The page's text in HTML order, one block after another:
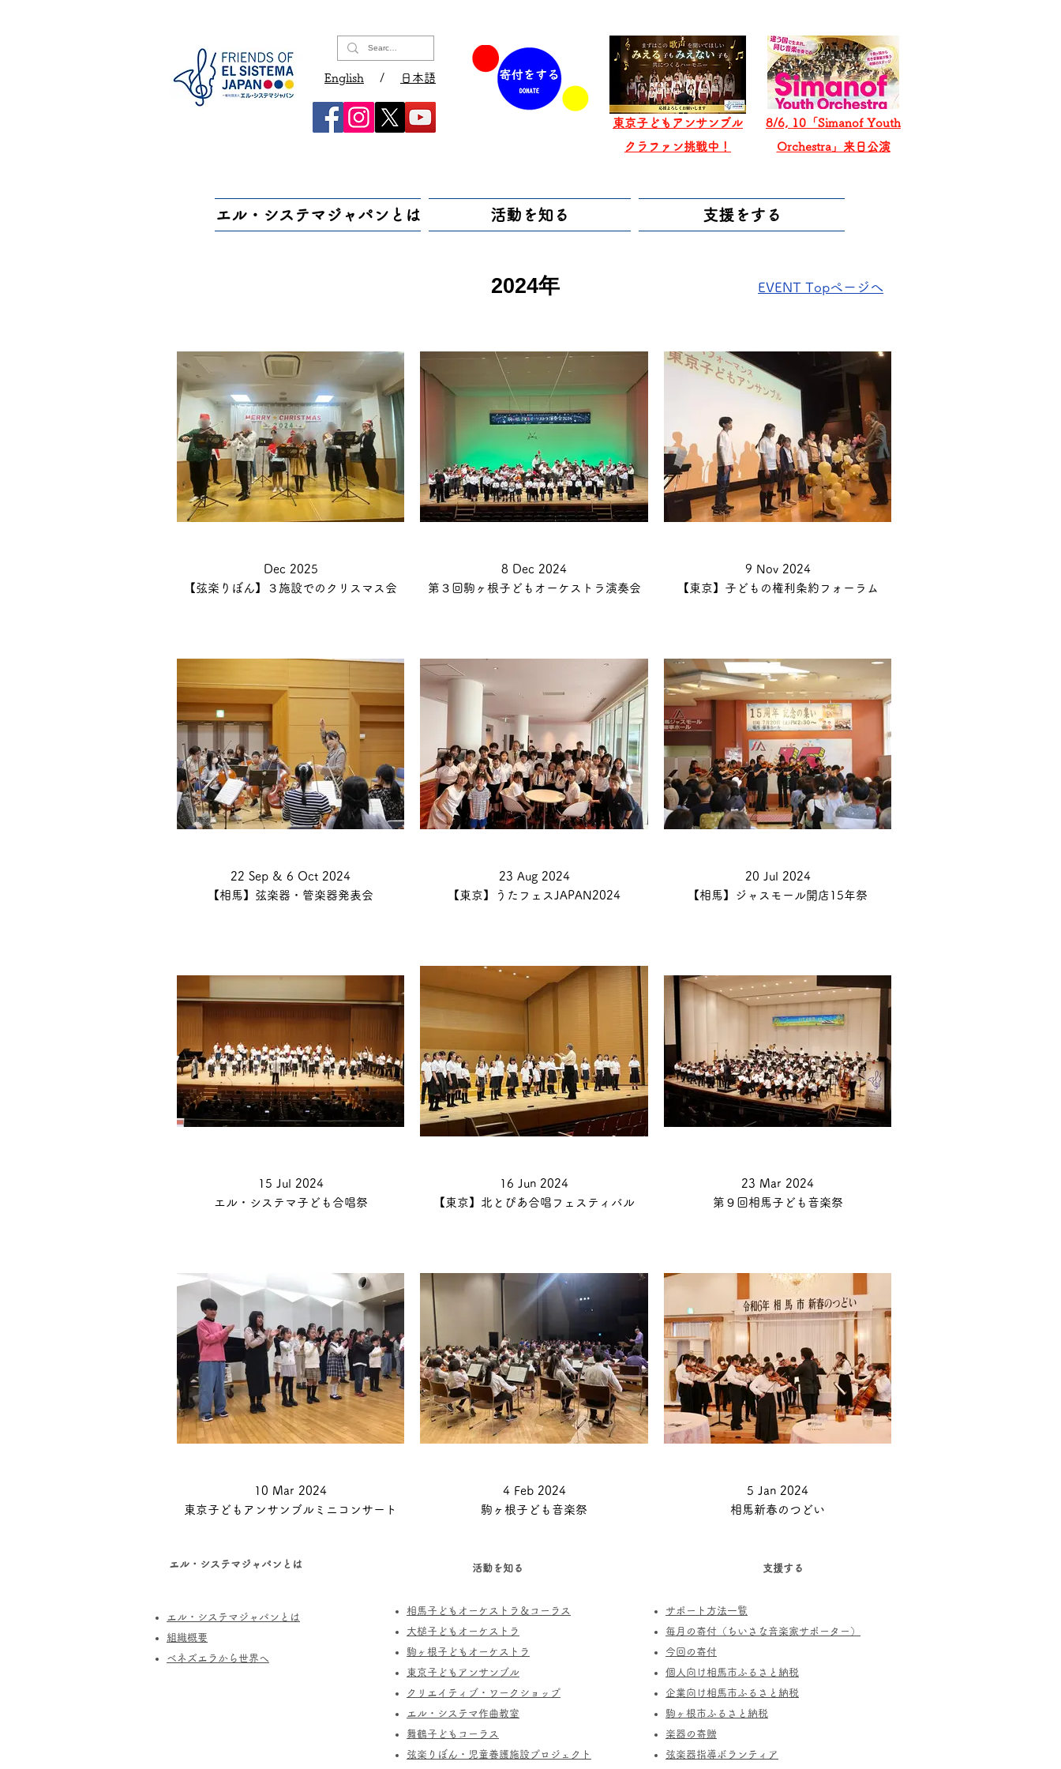
English / 日本語
東京子どもアンサンブル
​クラファン挑戦中！
8/6, 10「Simanof Youth
Orchestra」来日公演
エル・システマジャパンとは 活動を知る 支援をする
2024年 EVENT Topページへ
Dec 2025
【弦楽りぼん】３施設でのクリスマス会
8 Dec 2024
第３回駒ヶ根子どもオーケストラ演奏会
9 Nov 2024
【東京】子どもの権利条約フォーラム
22 Sep & 6 Oct 2024
【相馬】弦楽器・管楽器発表会
23 Aug 2024
【東京】うたフェスJAPAN2024
20 Jul 2024
【相馬】ジャスモール開店15年祭
15 Jul 2024
エル・システマ子ども合唱祭
16 Jun 2024
【東京】北とぴあ合唱フェスティバル
23 Mar 2024
第９回相馬子ども音楽祭
10 Mar 2024
東京子どもアンサンブルミニコンサート
4 Feb 2024
駒ヶ根子ども音楽祭
5 Jan 2024
相馬新春のつどい
エル・システマジャパンとは
エル・システマジャパンとは
​組織概要
​ベネズエラから世界へ
活動を知る
相馬子どもオーケストラ＆コーラス
​大槌子どもオーケストラ
駒ヶ根子どもオーケストラ
​東京子どもアンサンブル
​クリエイティブ・ワークショップ
エル・システマ作曲教室
​舞鶴子どもコーラス
​​弦楽りぼん・児童養護施設プロジェクト
支援する
サポート方法一覧
​毎月の寄付（ちいさな音楽家サポーター）
今回の寄付
個人向け相馬市ふるさと納税
企業向け相馬市ふるさと納税
駒ヶ根市ふるさと納税
楽器の寄贈
​弦楽器指導ボランティア